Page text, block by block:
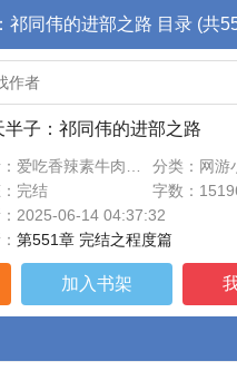
祁同伟的进部之路 目录 (共
半子：祁同伟的进部之路
分类：网游
完结
字数：
2025-06-14 04:37:32
第551章 完结之程度篇
加入书架